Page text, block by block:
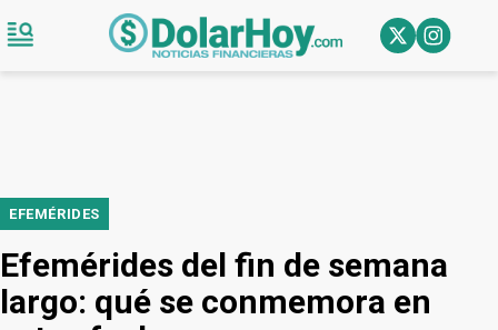
EFEMÉRIDES
Efemérides del fin de semana
largo: qué se conmemora en